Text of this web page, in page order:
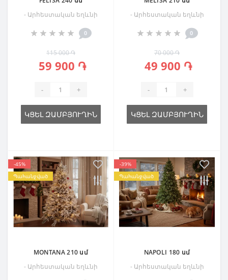
- Արհեստական եղևնի
0
115 000 ֏
59 900 ֏
- +
ԿՑԵԼ ԶԱՄԲՅՈՒՂԻՆ
- Արհեստական եղևնի
0
70 000 ֏
49 900 ֏
- +
ԿՑԵԼ ԶԱՄԲՅՈՒՂԻՆ
-45%
Պահանջված
MONTANA 210 սմ
- Արհեստական եղևնի
-39%
Պահանջված
NAPOLI 180 սմ
- Արհեստական եղևնի